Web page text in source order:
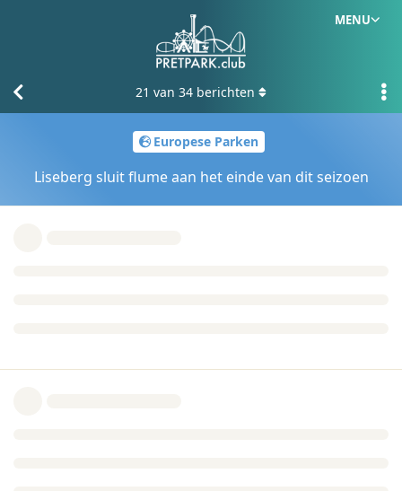
MENU
Europese Parken
Liseberg sluit flume aan het einde van dit seizoen
21 van 34 berichten